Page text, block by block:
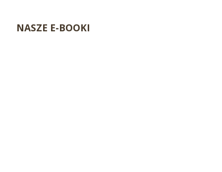
NASZE E-BOOKI